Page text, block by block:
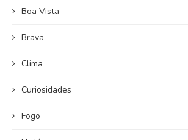
Boa Vista
Brava
Clima
Curiosidades
Fogo